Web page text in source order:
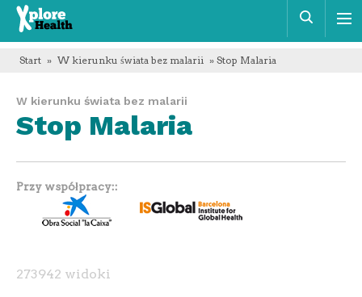
Xplore
Health
Start » W kierunku świata bez malarii » Stop Malaria
W kierunku świata bez malarii
Stop Malaria
Przy współpracy:
273942 widoki